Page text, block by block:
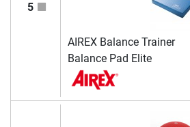
5
AIREX Balance Trainer
Balance Pad Elite